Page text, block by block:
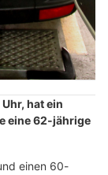
hat ein
eine 62-jährige
einen 60-